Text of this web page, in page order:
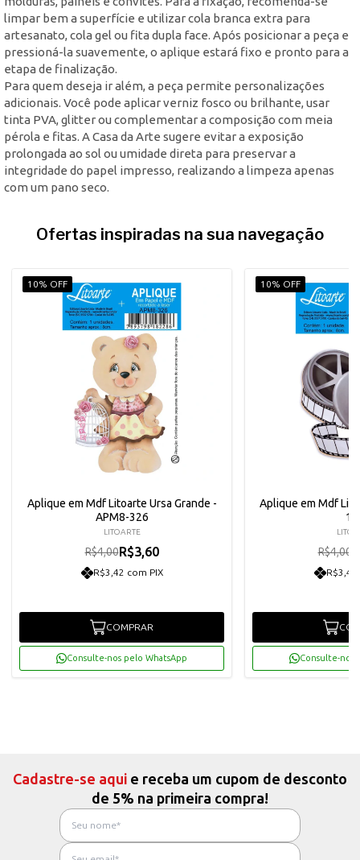
limpar bem a superfície e utilizar cola branca extra para
artesanato, cola gel ou fita dupla face. Após posicionar a peça e
pressioná-la suavemente, o aplique estará fixo e pronto para a
etapa de finalização.
Para quem deseja ir além, a peça permite personalizações
adicionais. Você pode aplicar verniz fosco ou brilhante, usar
tinta PVA, glitter ou complementar a composição com meia
pérola e fitas. A Casa da Arte sugere evitar a exposição
prolongada ao sol ou umidade direta para preservar a
integridade do papel impresso, realizando a limpeza apenas
com um pano seco.
Ofertas inspiradas na sua navegação
10% OFF
Aplique em Mdf Litoarte Ursa Grande -
APM8-326
LITOARTE
R$4,00R$3,60
R$3,42 com PIX
COMPRAR
Consulte-nos pelo WhatsApp
10% OFF
Aplique em Mdf
R$4,00
R$3,42
Consulte-nos
Cadastre-se aqui e receba um cupom de desconto
de 5% na primeira compra!